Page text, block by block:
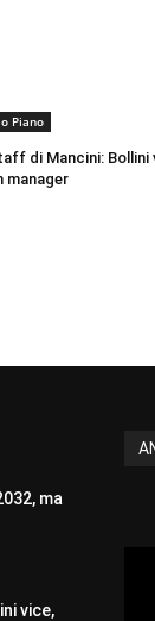
Piano
di Mancini: Bollini
manager
ma
vice,